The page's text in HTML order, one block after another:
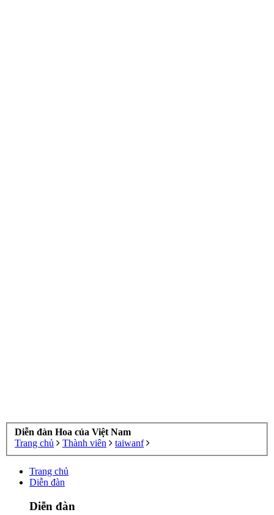
Diễn đàn Hoa của Việt Nam
Trang chủ
Thành viên taiwanf
Trang chủ
Diễn đàn
Diễn đàn